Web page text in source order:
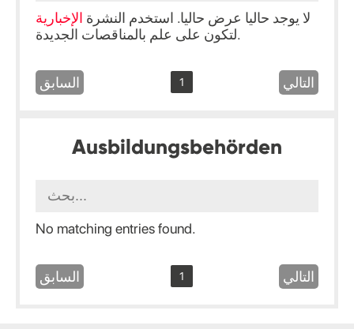
لا يوجد حاليا عرض حاليا. استخدم النشرة الإخبارية
لتكون على علم بالمناقصات الجديدة.
السابق 1 التالي
Ausbildungsbehörden
No matching entries found.
السابق 1 التالي